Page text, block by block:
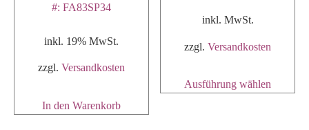
#: FA83SP34
inkl. 19% MwSt.
zzgl. Versandkosten
In den Warenkorb
inkl. MwSt.
zzgl.Versandkosten
Ausführung wählen